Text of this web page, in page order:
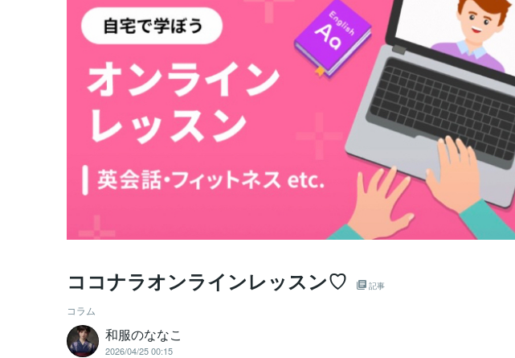
ココナラオンラインレッスン♡ 記事
コラム
和服のななこ
2026/04/25 00:15